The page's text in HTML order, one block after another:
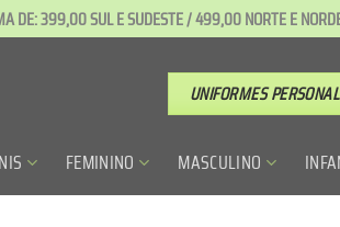
DE: 399,00 SUL E SUDESTE / 499,00 NORTE E
UNIFORMES
FEMININO MASCULINO